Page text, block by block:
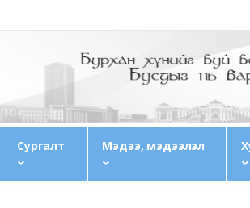
Сургалт Мэдээ, мэдээлэл